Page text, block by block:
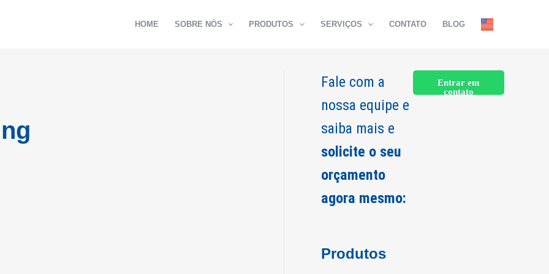
HOME SOBRE NÓS PRODUTOS SERVIÇOS CONTATO BLOG
Fale com a
nossa equipe e
saiba mais e
solicite o seu
orçamento
agora mesmo:
Entrar em
contato
Produtos